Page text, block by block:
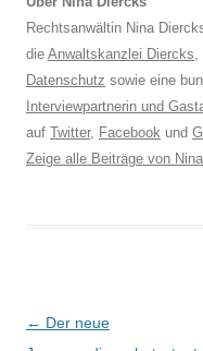
Rechtsanwältin Nina
die Anwaltskanzlei Diercks,
Datenschutz sowie eine
Interviewpartnerin und
auf Twitter, Facebook und
Zeige alle Beiträge von
Beitrags-
← Der neue